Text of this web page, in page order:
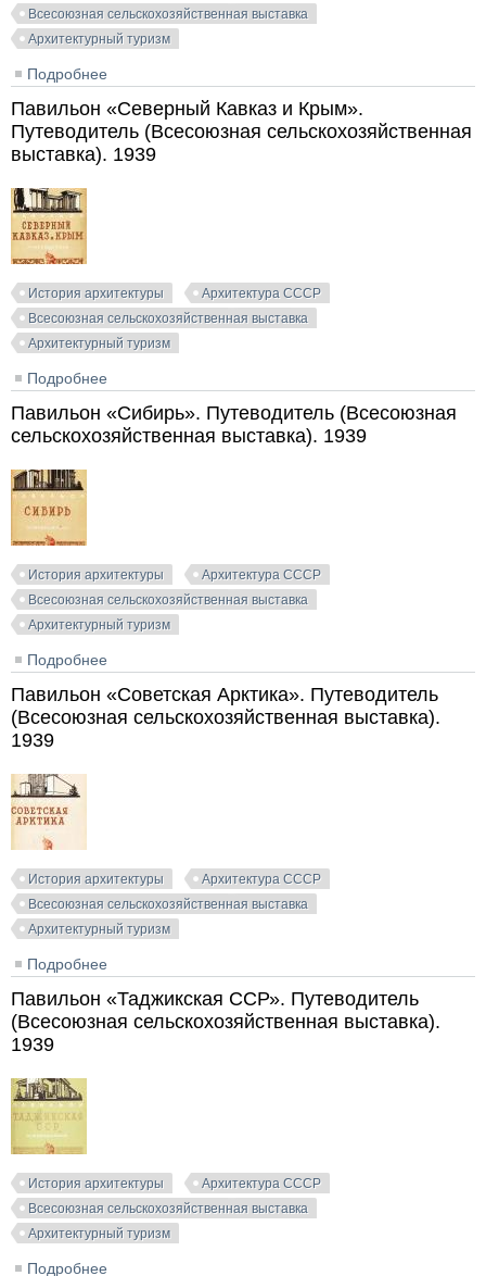
Всесоюзная сельскохозяйственная выставка
Архитектурный туризм
Подробнее
(Всесоюзная сельскохозяйственная выставка). 1939
Павильон «Северный Кавказ и Крым».
Путеводитель (Всесоюзная сельскохозяйственная
выставка). 1939
История архитектуры
Архитектура СССР
Всесоюзная сельскохозяйственная выставка
Архитектурный туризм
Подробнее
выставка). 1939
Павильон «Сибирь». Путеводитель (Всесоюзная
сельскохозяйственная выставка). 1939
История архитектуры
Архитектура СССР
Всесоюзная сельскохозяйственная выставка
Архитектурный туризм
Подробнее
Павильон «Советская Арктика». Путеводитель
(Всесоюзная сельскохозяйственная выставка).
1939
История архитектуры
Архитектура СССР
Всесоюзная сельскохозяйственная выставка
Архитектурный туризм
Подробнее
Павильон «Таджикская ССР». Путеводитель
(Всесоюзная сельскохозяйственная выставка).
1939
История архитектуры
Архитектура СССР
Всесоюзная сельскохозяйственная выставка
Архитектурный туризм
Подробнее